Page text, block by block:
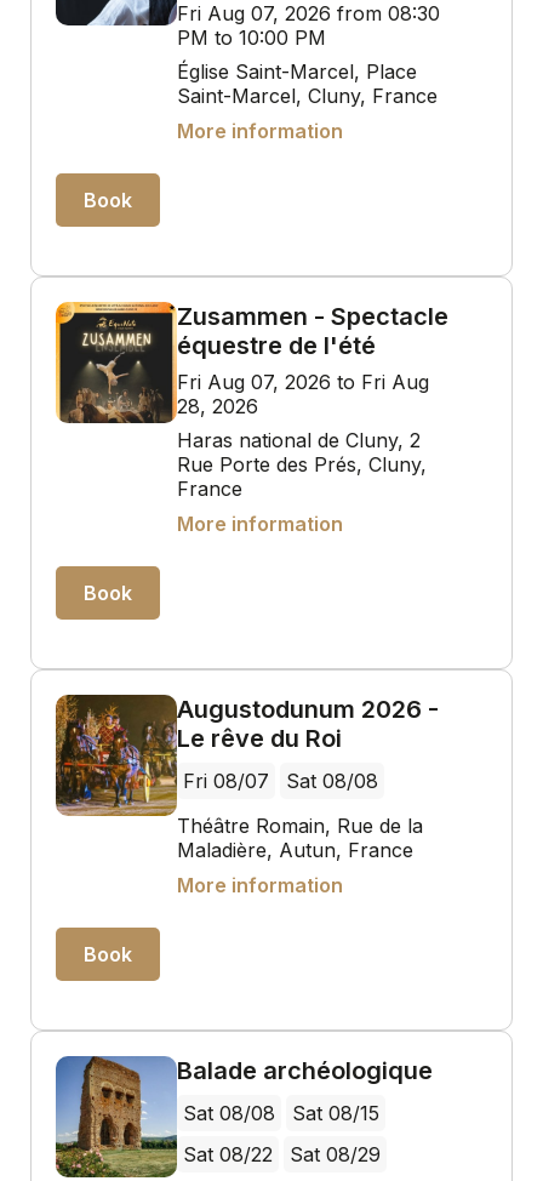
Fri Aug 07, 2026 from 08:30
PM to 10:00 PM
Église Saint-Marcel, Place
Saint-Marcel, Cluny, France
More information
Book
Zusammen - Spectacle
équestre de l'été
Fri Aug 07, 2026 to Fri Aug
28, 2026
Haras national de Cluny, 2
Rue Porte des Prés, Cluny,
France
More information
Book
Augustodunum 2026 -
Le rêve du Roi
Fri 08/07
Sat 08/08
Théâtre Romain, Rue de la
Maladière, Autun, France
More information
Book
Balade archéologique
Sat 08/08
Sat 08/15
Sat 08/22
Sat 08/29